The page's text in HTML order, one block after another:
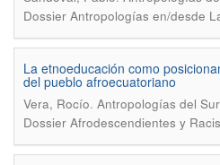
Dossier Antropologías en/desde
La etnoeducación como
del pueblo afroecuatoriano
Vera, Rocío. Antropologías del
Dossier Afrodescendientes y